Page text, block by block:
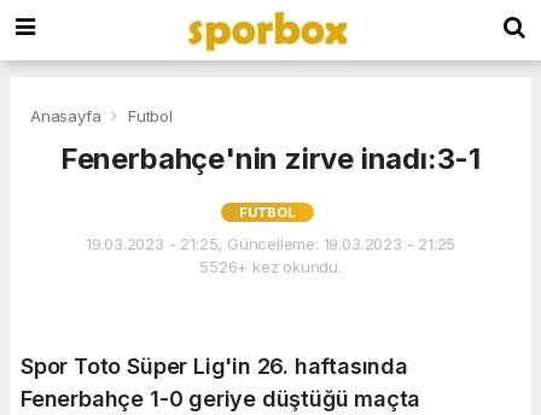
Anasayfa Futbol
Fenerbahçe'nin zirve inadı:3-1
FUTBOL
19.03.2023 - 21:25, Güncelleme: 19.03.2023 - 21:25
5526+ kez okundu.
Spor Toto Süper Lig'in 26. haftasında
Fenerbahçe 1-0 geriye düştüğü maçta